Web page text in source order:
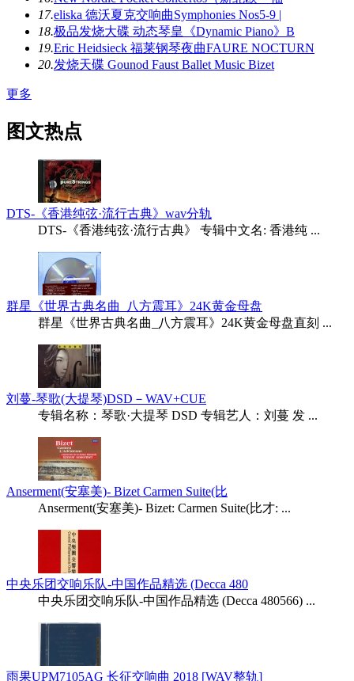
17.eliska 德沃夏克交响曲Symphonies Nos5-9 |
18.极品发烧大碟 动态琴皇《Dynamic Piano》B
19.Eric Heidsieck 福莱钢琴夜曲FAURE NOCTURN
20.发烧天碟 Gounod Faust Ballet Music Bizet
更多
图文热点
DTS-《香港纯弦·流行古典》wav分轨
DTS-《香港纯弦·流行古典》 专辑中文名: 香港纯 ...
群星《世界古典名曲_八方震耳》24K黄金母盘
群星《世界古典名曲_八方震耳》24K黄金母盘直刻 ...
刘蔓-琴歌(大提琴)DSD－WAV+CUE
专辑名称：琴歌·大提琴 DSD 专辑艺人：刘蔓 发 ...
Anserment(安塞美)- Bizet Carmen Suite(比
Anserment(安塞美)- Bizet: Carmen Suite(比才: ...
中央乐团交响乐队-中国作品精选 (Decca 480
中央乐团交响乐队-中国作品精选 (Decca 480566) ...
雨果UPM7105AG 长征交响曲 2018 [WAV整轨]